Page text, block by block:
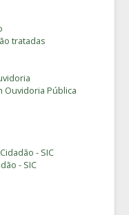
tratadas
Pública
- SIC
- SIC